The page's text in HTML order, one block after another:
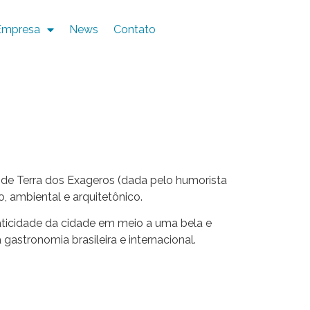
News Contato
Terra dos Exageros (dada pelo humorista
ambiental e arquitetônico.
da cidade em meio a uma bela e
brasileira e internacional.